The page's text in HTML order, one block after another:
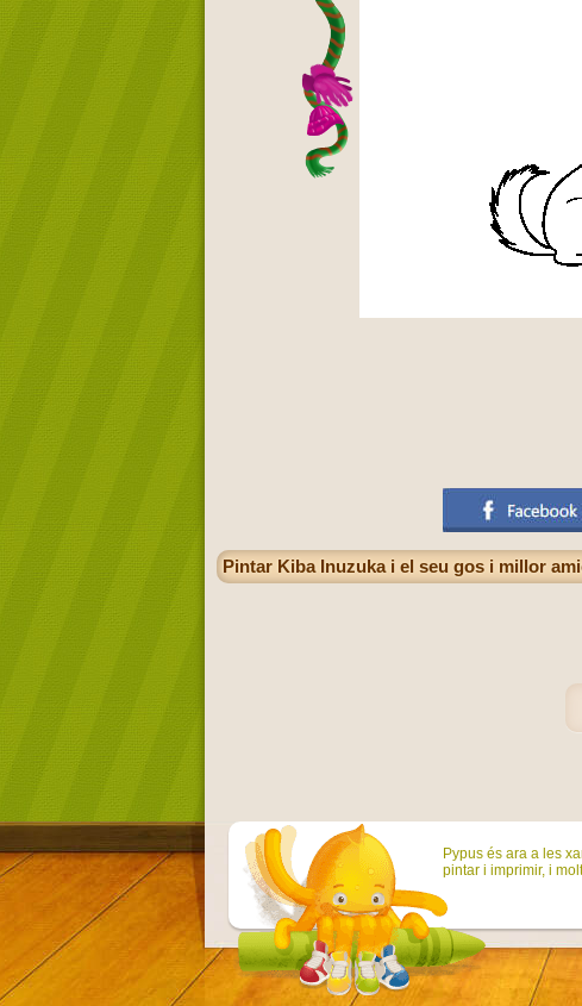
Pintar Kiba Inuzuka i el seu gos i millor
Pypus és ara a les
pintar i imprimir, i